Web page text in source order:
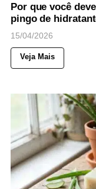
Por que você
pingo de
15/04/2026
Veja Mais